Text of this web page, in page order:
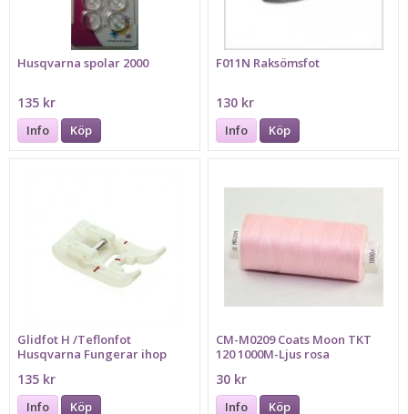
Husqvarna spolar 2000
135 kr
Info Köp
F011N Raksömsfot
130 kr
Info Köp
Glidfot H /Teflonfot
Husqvarna Fungerar ihop
135 kr
Info Köp
CM-M0209 Coats Moon TKT
120 1000M-Ljus rosa
30 kr
Info Köp